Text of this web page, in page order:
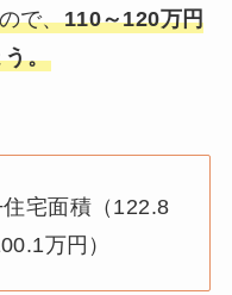
で、110～120万円
う。
宅面積（122.8
万円）